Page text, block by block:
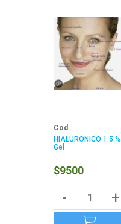
Cod.
HIALURONICO 1.5 %
Gel
$9500
- +